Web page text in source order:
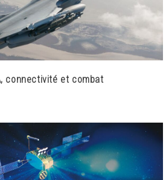
connectivité et combat